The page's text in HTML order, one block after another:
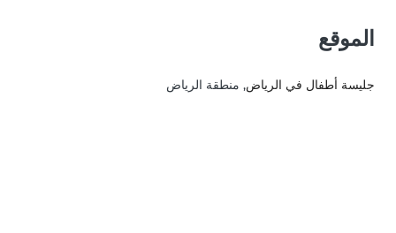
الموقع
جليسة أطفال في الرياض, منطقة الرياض‎